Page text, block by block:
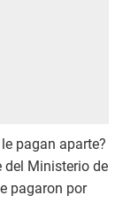
pagan aparte?
del Ministerio de
pagaron por